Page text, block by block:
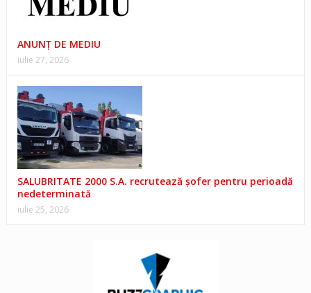
ANUNŢ DE MEDIU
iulie 27, 2026
SALUBRITATE 2000 S.A. recrutează șofer pentru perioadă
nedeterminată
iulie 25, 2026